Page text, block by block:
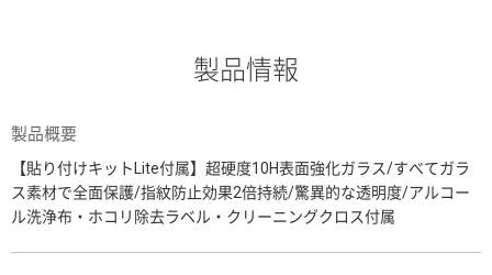
製品情報
製品概要
【貼り付けキットLite付属】超硬度10H表面強化ガラス/すべてガラ
ス素材で全面保護/指紋防止効果2倍持続/驚異的な透明度/アルコー
ル洗浄布・ホコリ除去ラベル・クリーニングクロス付属